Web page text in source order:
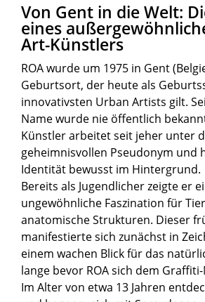
Von Gent in die Welt:
eines
Art-Künstlers
ROA wurde um 1975 in Gent
Geburtsort, der heute als
innovativsten Urban Artists gilt.
Name wurde nie öffentlich
Künstler arbeitet seit jeher unter
geheimnisvollen Pseudonym und
Identität bewusst im Hintergrund.
Bereits als Jugendlicher zeigte er
ungewöhnliche Faszination für
anatomische Strukturen. Dieser
manifestierte sich zunächst in
einem wachen Blick für das
lange bevor ROA sich dem
Im Alter von etwa 13 Jahren